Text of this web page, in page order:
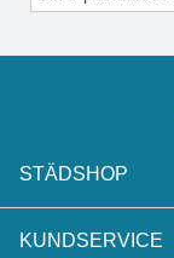
STÄDSHOP
KUNDSERVICE